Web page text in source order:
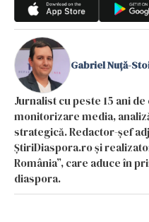
Gabriel Nuță-
Jurnalist cu peste 15 ani
monitorizare media,
strategică. Redactor-șef
ȘtiriDiaspora.ro și
România”, care aduce în
diaspora.